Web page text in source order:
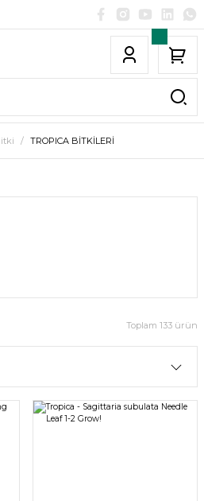
TROPICA BİTKİLERİ
Toplam 133 ürün